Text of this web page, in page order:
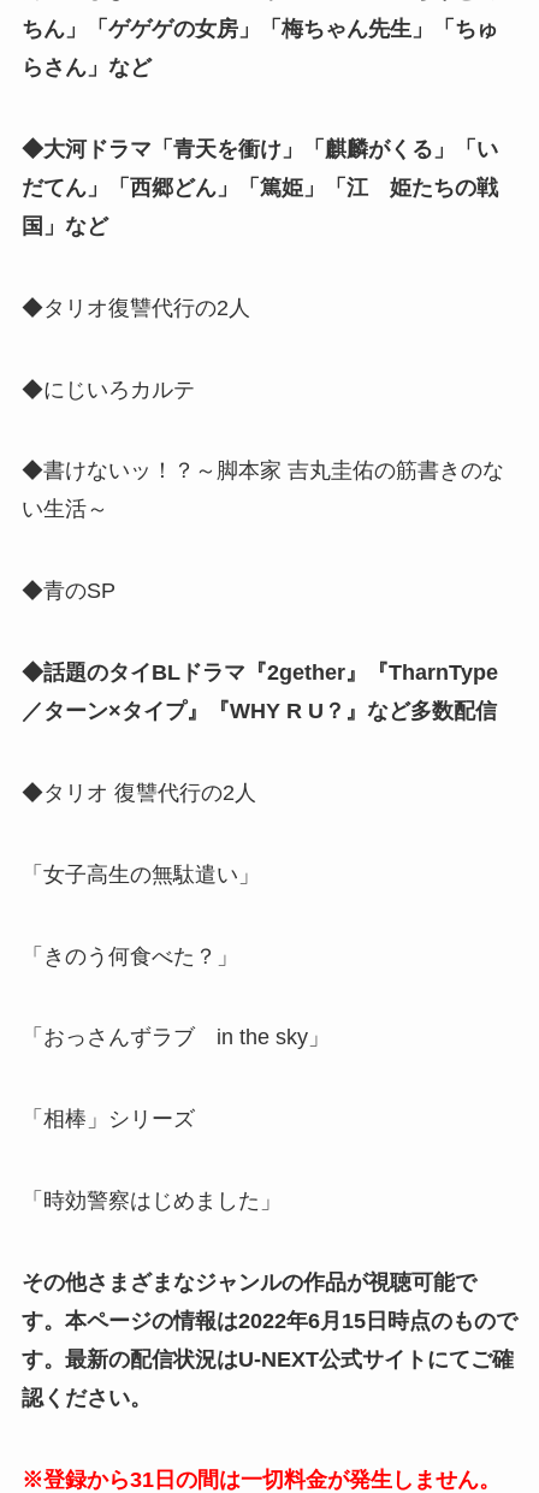
ちん」「ゲゲゲの女房」「梅ちゃん先生」「ちゅ
らさん」など
◆大河ドラマ「青天を衝け」「麒麟がくる」「い
だてん」「西郷どん」「篤姫」「江 姫たちの戦
国」など
◆タリオ復讐代行の2人
◆にじいろカルテ
◆書けないッ！？～脚本家 吉丸圭佑の筋書きのな
い生活～
◆青のSP
◆話題のタイBLドラマ『2gether』『TharnType
／ターン×タイプ』『WHY R U？』など多数配信
◆タリオ 復讐代行の2人
「女子高生の無駄遣い」
「きのう何食べた？」
「おっさんずラブ in the sky」
「相棒」シリーズ
「時効警察はじめました」
その他さまざまなジャンルの作品が視聴可能で
す。本ページの情報は2022年6月15日時点のもので
す。最新の配信状況はU-NEXT公式サイトにてご確
認ください。
※登録から31日の間は一切料金が発生しません。